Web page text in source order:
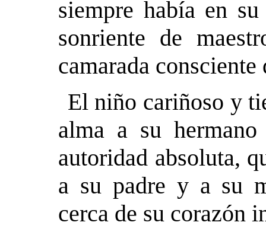
siempre había en
sonriente de
camarada
El niño cariñoso y
alma a su
autoridad absoluta,
a su padre y a su
cerca de su corazón